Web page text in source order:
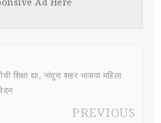
Ad Here
शिक्षा द्या, नांदुरा शहर भाजपा महिला
PREVIOUS